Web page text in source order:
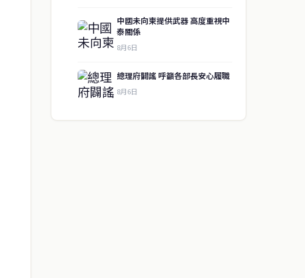
中國未向柬提供武器 高度重視中
泰關係
8月6日
總理府闢謠 呼籲各部長安心履職
8月6日